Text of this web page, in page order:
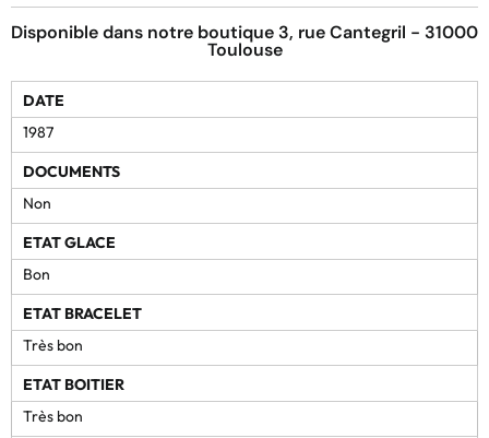
Disponible dans notre boutique 3, rue Cantegril - 31000
Toulouse
DATE
1987
DOCUMENTS
Non
ETAT GLACE
Bon
ETAT BRACELET
Très bon
ETAT BOITIER
Très bon